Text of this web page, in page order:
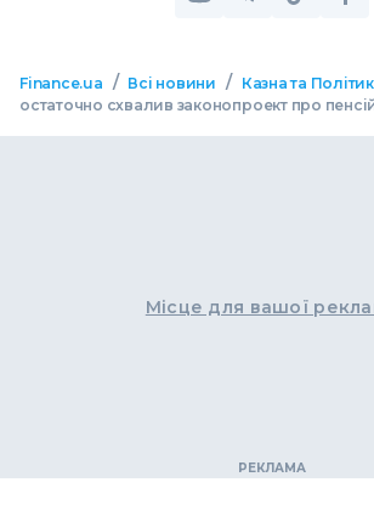
Finance.ua / Всі новини / Казна та
остаточно схвалив законопроект про
Місце для вашої